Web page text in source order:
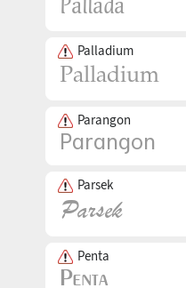
Palladium
Parangon
Parsek
Penta